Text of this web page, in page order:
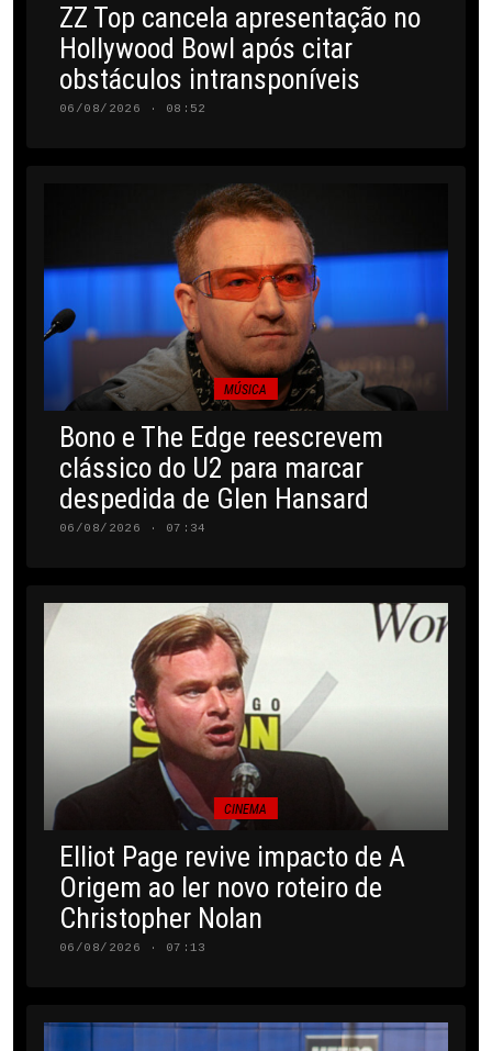
ZZ Top cancela apresentação no
Hollywood Bowl após citar
obstáculos intransponíveis
06/08/2026 · 08:52
MÚSICA
Bono e The Edge reescrevem
clássico do U2 para marcar
despedida de Glen Hansard
06/08/2026 · 07:34
CINEMA
Elliot Page revive impacto de A
Origem ao ler novo roteiro de
Christopher Nolan
06/08/2026 · 07:13